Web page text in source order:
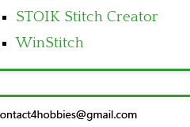
STOIK Stitch Creator
WinStitch